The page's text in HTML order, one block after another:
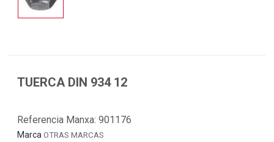
TUERCA DIN 934 12
Referencia Manxa: 901176
Marca OTRAS MARCAS